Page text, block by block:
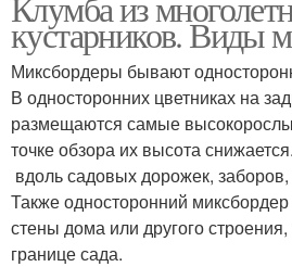
кустарников. Виды
Миксбордеры бывают
В односторонних цветниках на
размещаются самые
точке обзора их высота
вдоль садовых дорожек,
Также односторонний
стены дома или другого строения,
границе сада.